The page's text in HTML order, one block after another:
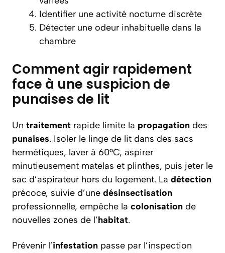
Identifier une activité nocturne discrète
Détecter une odeur inhabituelle dans la
chambre
Comment agir rapidement
face à une suspicion de
punaises de lit
Un traitement rapide limite la propagation des
punaises. Isoler le linge de lit dans des sacs
hermétiques, laver à 60°C, aspirer
minutieusement matelas et plinthes, puis jeter le
sac d’aspirateur hors du logement. La détection
précoce, suivie d’une désinsectisation
professionnelle, empêche la colonisation de
nouvelles zones de l’habitat.
Prévenir l’infestation passe par l’inspection